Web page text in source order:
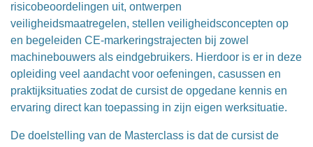
risicobeoordelingen uit, ontwerpen
veiligheidsmaatregelen, stellen veiligheidsconcepten op
en begeleiden CE-markeringstrajecten bij zowel
machinebouwers als eindgebruikers. Hierdoor is er in deze
opleiding veel aandacht voor oefeningen, casussen en
praktijksituaties zodat de cursist de opgedane kennis en
ervaring direct kan toepassing in zijn eigen werksituatie.
De doelstelling van de Masterclass is dat de cursist de